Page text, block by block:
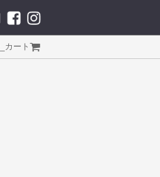
カート